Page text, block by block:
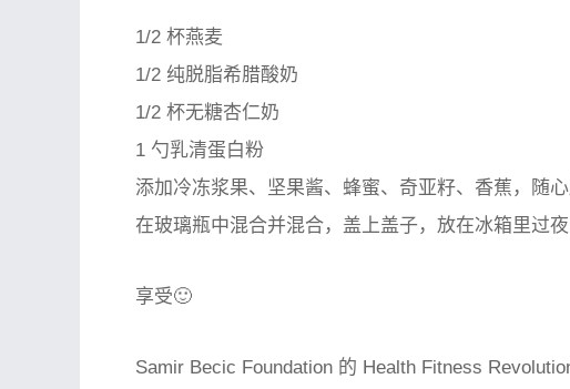
1/2 杯燕麦
1/2 纯脱脂希腊酸奶
1/2 杯无糖杏仁奶
1 勺乳清蛋白粉
添加冷冻浆果、坚果酱、蜂蜜、奇亚籽、香蕉，随心
在玻璃瓶中混合并混合，盖上盖子，放在冰箱里过夜
享受🙂
Samir Becic Foundation 的 Health Fitness